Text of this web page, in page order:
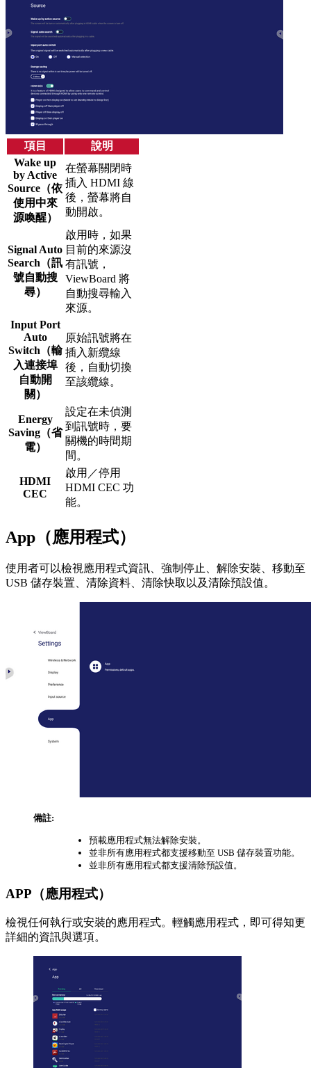
項目
說明
Wake up
by Active
Source（依
使用中來
源喚醒）
在螢幕關閉時
插入 HDMI 線
後，螢幕將自
動開啟。
Signal Auto
Search（訊
號自動搜
尋）
啟用時，如果
目前的來源沒
有訊號，
ViewBoard 將
自動搜尋輸入
來源。
Input Port
Auto
Switch（輸
入連接埠
自動開
關）
原始訊號將在
插入新纜線
後，自動切換
至該纜線。
Energy
Saving（省
電）
設定在未偵測
到訊號時，要
關機的時間期
間。
HDMI
CEC
啟用／停用
HDMI CEC 功
能。
App（應用程式）
使用者可以檢視應用程式資訊、強制停止、解除安裝、移動至
USB 儲存裝置、清除資料、清除快取以及清除預設值。
備註:
預載應用程式無法解除安裝。
並非所有應用程式都支援移動至 USB 儲存裝置功能。
並非所有應用程式都支援清除預設值。
APP（應用程式）
檢視任何執行或安裝的應用程式。輕觸應用程式，即可得知更
詳細的資訊與選項。